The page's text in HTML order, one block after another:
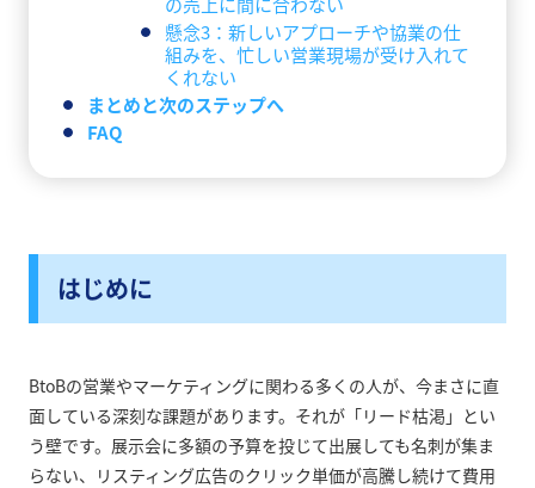
懸念3：新しいアプローチや協業の仕
組みを、忙しい営業現場が受け入れて
くれない
まとめと次のステップへ
FAQ
はじめに
BtoBの営業やマーケティングに関わる多くの人が、今まさに直
面している深刻な課題があります。それが「リード枯渇」とい
う壁です。展示会に多額の予算を投じて出展しても名刺が集ま
らない、リスティング広告のクリック単価が高騰し続けて費用